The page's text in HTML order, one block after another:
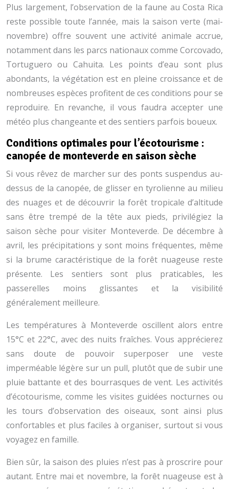
Plus largement, l’observation de la faune au Costa Rica
reste possible toute l’année, mais la saison verte (mai-
novembre) offre souvent une activité animale accrue,
notamment dans les parcs nationaux comme Corcovado,
Tortuguero ou Cahuita. Les points d’eau sont plus
abondants, la végétation est en pleine croissance et de
nombreuses espèces profitent de ces conditions pour se
reproduire. En revanche, il vous faudra accepter une
météo plus changeante et des sentiers parfois boueux.
Conditions optimales pour l’écotourisme :
canopée de monteverde en saison sèche
Si vous rêvez de marcher sur des ponts suspendus au-
dessus de la canopée, de glisser en tyrolienne au milieu
des nuages et de découvrir la forêt tropicale d’altitude
sans être trempé de la tête aux pieds, privilégiez la
saison sèche pour visiter Monteverde. De décembre à
avril, les précipitations y sont moins fréquentes, même
si la brume caractéristique de la forêt nuageuse reste
présente. Les sentiers sont plus praticables, les
passerelles moins glissantes et la visibilité
généralement meilleure.
Les températures à Monteverde oscillent alors entre
15°C et 22°C, avec des nuits fraîches. Vous apprécierez
sans doute de pouvoir superposer une veste
imperméable légère sur un pull, plutôt que de subir une
pluie battante et des bourrasques de vent. Les activités
d’écotourisme, comme les visites guidées nocturnes ou
les tours d’observation des oiseaux, sont ainsi plus
confortables et plus faciles à organiser, surtout si vous
voyagez en famille.
Bien sûr, la saison des pluies n’est pas à proscrire pour
autant. Entre mai et novembre, la forêt nuageuse est à